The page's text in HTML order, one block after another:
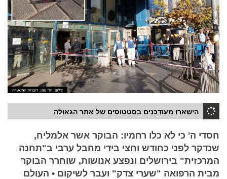
הישארו מעודכנים בסטטוסים של אתר הגאולה
חסדי ה' כי לא כלו רחמיו: הבוקר אשר אלמליח,
שנדקר לפני כחודש וחצי בידי מחבל ערבי ב"תחנה
המרכזית" בירושלים ונפצע אנושות, שוחרר הבוקר
מבית הרפואה "שערי צדק" ועבר לשיקום • העולם